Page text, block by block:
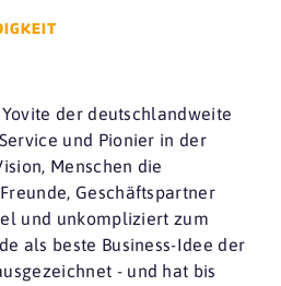
der deutschlandweite
und Pionier in der
Menschen die
Geschäftspartner
und unkompliziert zum
als beste Business-Idee der
- und hat bis